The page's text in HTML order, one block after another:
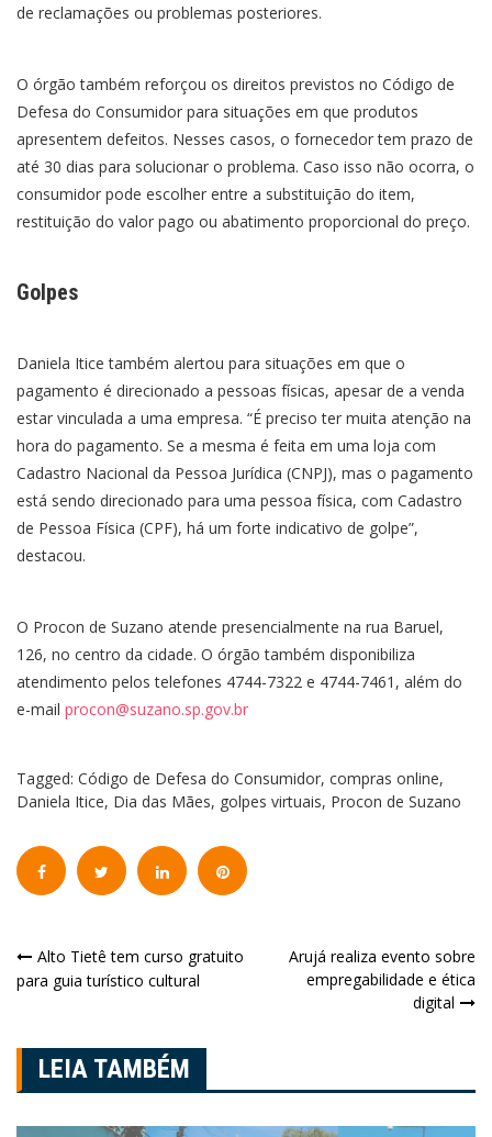
de reclamações ou problemas posteriores.
O órgão também reforçou os direitos previstos no Código de
Defesa do Consumidor para situações em que produtos
apresentem defeitos. Nesses casos, o fornecedor tem prazo de
até 30 dias para solucionar o problema. Caso isso não ocorra, o
consumidor pode escolher entre a substituição do item,
restituição do valor pago ou abatimento proporcional do preço.
Golpes
Daniela Itice também alertou para situações em que o
pagamento é direcionado a pessoas físicas, apesar de a venda
estar vinculada a uma empresa. “É preciso ter muita atenção na
hora do pagamento. Se a mesma é feita em uma loja com
Cadastro Nacional da Pessoa Jurídica (CNPJ), mas o pagamento
está sendo direcionado para uma pessoa física, com Cadastro
de Pessoa Física (CPF), há um forte indicativo de golpe”,
destacou.
O Procon de Suzano atende presencialmente na rua Baruel,
126, no centro da cidade. O órgão também disponibiliza
atendimento pelos telefones 4744-7322 e 4744-7461, além do
e-mail procon@suzano.sp.gov.br
Tagged: Código de Defesa do Consumidor, compras online,
Daniela Itice, Dia das Mães, golpes virtuais, Procon de Suzano
Navegação
de
Post
Alto Tietê tem curso gratuito
para guia turístico cultural
Arujá realiza evento sobre
empregabilidade e ética
digital
LEIA TAMBÉM